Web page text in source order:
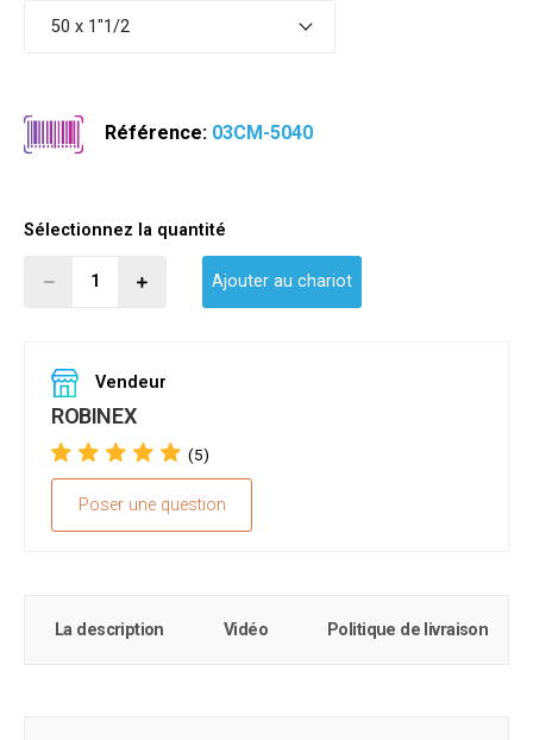
50 x 1"1/2
Référence: 03CM-5040
Sélectionnez la quantité
Ajouter au chariot
Vendeur
ROBINEX
(5)
Poser une question
La description Vidéo Politique de livraison